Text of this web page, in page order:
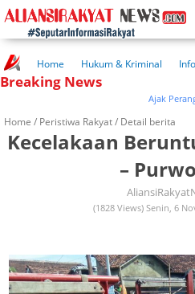
Home Hukum & Kriminal
Kuliner Rakyat
Wisata Rakyat
Breaking News
Ajak Perangi
Home / Peristiwa Rakyat/ Detail berita
Kecelakaan
–
(1828 Views) Senin, 6